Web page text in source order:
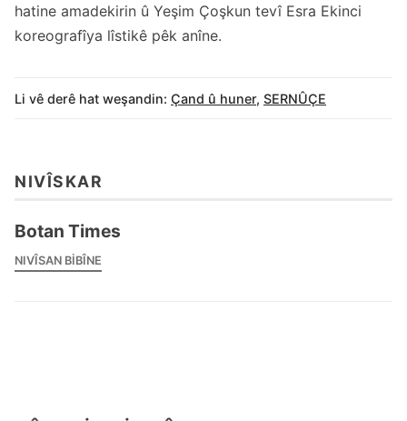
hatine amadekirin û Yeşim Çoşkun tevî Esra Ekinci
koreografîya lîstikê pêk anîne.
Li vê derê hat weşandin: Çand û huner, SERNÛÇE
NIVÎSKAR
Botan Times
NIVÎSAN BIBÎNE